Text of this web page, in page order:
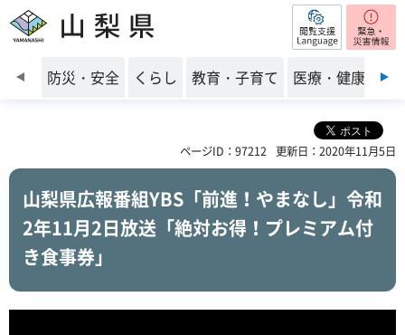
山梨県 閲覧支援
前のスライドを表示
防災・安全 くらし 教育・子育て 医療・健康・福
ページID：97212 更新日：2020年11月5日
山梨県広報番組YBS「前進！やまなし」令和
2年11月2日放送「絶対お得！プレミアム付
き食事券」